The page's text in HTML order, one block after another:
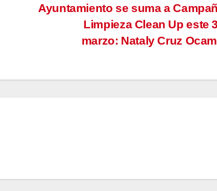
Ayuntamiento se suma a
Limpieza Clean Up este
marzo: Nataly Cruz